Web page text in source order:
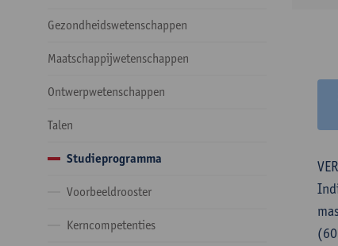
Gezondheidswetenschappen
Maatschappijwetenschappen
Ontwerpwetenschappen
Talen
Studieprogramma
Voorbeeldrooster
Kerncompetenties